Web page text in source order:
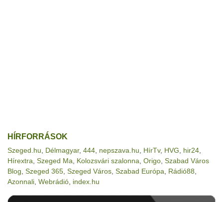
HÍRFORRÁSOK
Szeged.hu Délmagyar, 444 nepszava.hu HírTv, HVG hir24
Hírextra Szeged Ma Kolozsvári szalonna Origo Szabad Város
Blog Szeged 365 Szeged Város Szabad Európa Rádió88
Azonnali Webrádió index.hu